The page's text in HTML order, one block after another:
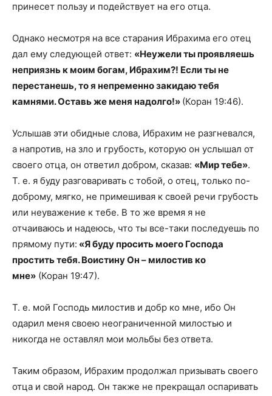
принесет пользу и подействует на его отца.
Однако несмотря на все старания Ибрахима его отец
дал ему следующей ответ: «Неужели ты проявляешь
неприязнь к моим богам, Ибрахим?! Если ты не
перестанешь, то я непременно закидаю тебя
камнями. Оставь же меня надолго!» (Коран 19:46).
Услышав эти обидные слова, Ибрахим не разгневался,
а напротив, на зло и грубость, которую он услышал от
своего отца, он ответил добром, сказав: «Мир тебе».
Т. е. я буду разговаривать с тобой, о отец, только по-
доброму, мягко, не примешивая к своей речи грубость
или неуважение к тебе. В то же время я не
отчаиваюсь и надеюсь, что ты все-таки последуешь по
прямому пути: «Я буду просить моего Господа
простить тебя. Воистину Он – милостив ко
мне» (Коран 19:47).
Т. е. мой Господь милостив и добр ко мне, ибо Он
одарил меня своею неограниченной милостью и
никогда не оставлял мои мольбы без ответа.
Таким образом, Ибрахим продолжал призывать своего
отца и свой народ. Он также не прекращал оспаривать